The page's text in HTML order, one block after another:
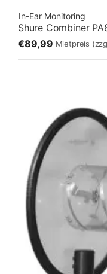
In-Ear Monitoring
Shure Combiner
€89,99 Mietpreis